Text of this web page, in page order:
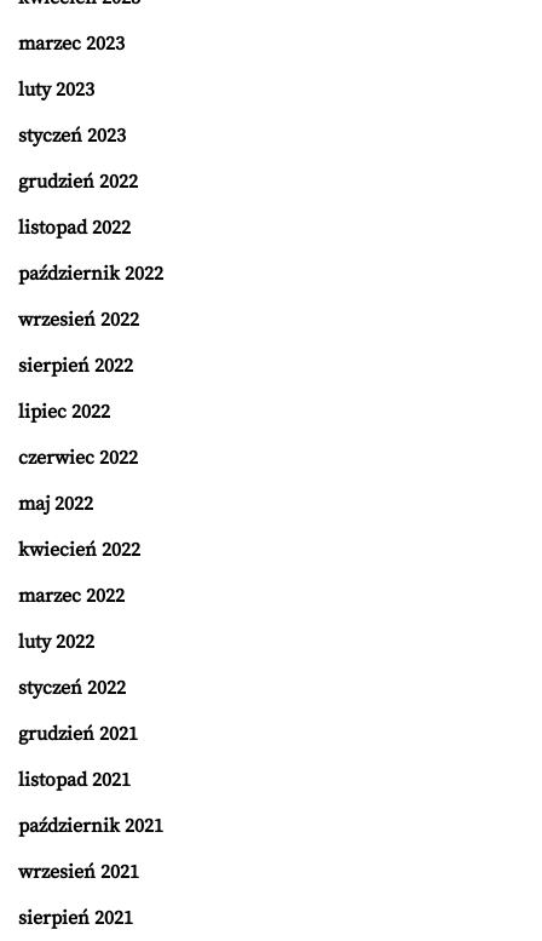
marzec 2023
luty 2023
styczeń 2023
grudzień 2022
listopad 2022
październik 2022
wrzesień 2022
sierpień 2022
lipiec 2022
czerwiec 2022
maj 2022
kwiecień 2022
marzec 2022
luty 2022
styczeń 2022
grudzień 2021
listopad 2021
październik 2021
wrzesień 2021
sierpień 2021